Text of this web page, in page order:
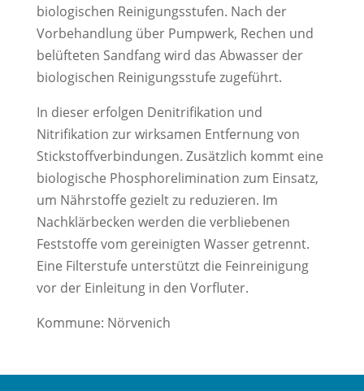
biologischen Reinigungsstufen. Nach der
Vorbehandlung über Pumpwerk, Rechen und
belüfteten Sandfang wird das Abwasser der
biologischen Reinigungsstufe zugeführt.
In dieser erfolgen Denitrifikation und
Nitrifikation zur wirksamen Entfernung von
Stickstoffverbindungen. Zusätzlich kommt eine
biologische Phosphorelimination zum Einsatz,
um Nährstoffe gezielt zu reduzieren. Im
Nachklärbecken werden die verbliebenen
Feststoffe vom gereinigten Wasser getrennt.
Eine Filterstufe unterstützt die Feinreinigung
vor der Einleitung in den Vorfluter.
Kommune: Nörvenich